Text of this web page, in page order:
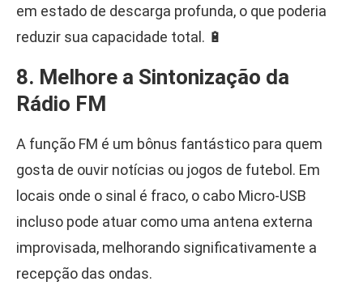
em estado de descarga profunda, o que poderia
reduzir sua capacidade total. 🔋
8. Melhore a Sintonização da
Rádio FM
A função FM é um bônus fantástico para quem
gosta de ouvir notícias ou jogos de futebol. Em
locais onde o sinal é fraco, o cabo Micro-USB
incluso pode atuar como uma antena externa
improvisada, melhorando significativamente a
recepção das ondas.